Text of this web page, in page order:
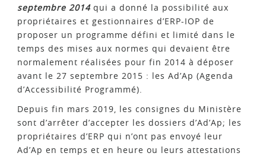
septembre 2014qui a donné la possibilité aux
propriétaires et gestionnaires d’ERP-IOP de
proposer un programme défini et limité dans le
temps des mises aux normes qui devaient être
normalement réalisées pour fin 2014 à déposer
avant le 27 septembre 2015 : les Ad’Ap (Agenda
d’Accessibilité Programmé).
Depuis fin mars 2019, les consignes du Ministère
sont d’arrêter d’accepter les dossiers d’Ad’Ap; les
propriétaires d’ERP qui n’ont pas envoyé leur
Ad’Ap en temps et en heure ou leurs attestations